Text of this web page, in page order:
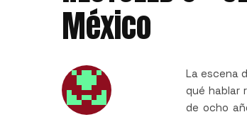
México
La escena
qué hablar
de ocho